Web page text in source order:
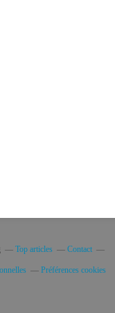
Top articles Contact
Préférences cookies